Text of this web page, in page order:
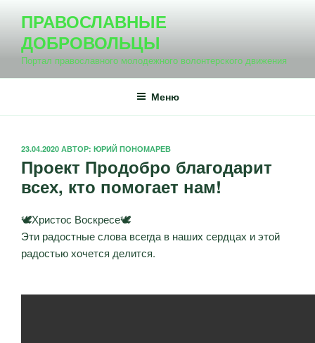
содержимому
ПРАВОСЛАВНЫЕ
ДОБРОВОЛЬЦЫ
Портал православного молодежного волонтерского движения
Меню
ОПУБЛИКОВАНО
23.04.2020 АВТОР: ЮРИЙ ПОНОМАРЕВ
Проект Продобро благодарит
всех, кто помогает нам!
🕊Христос Воскресе🕊
Эти радостные слова всегда в наших сердцах и этой
радостью хочется делится.